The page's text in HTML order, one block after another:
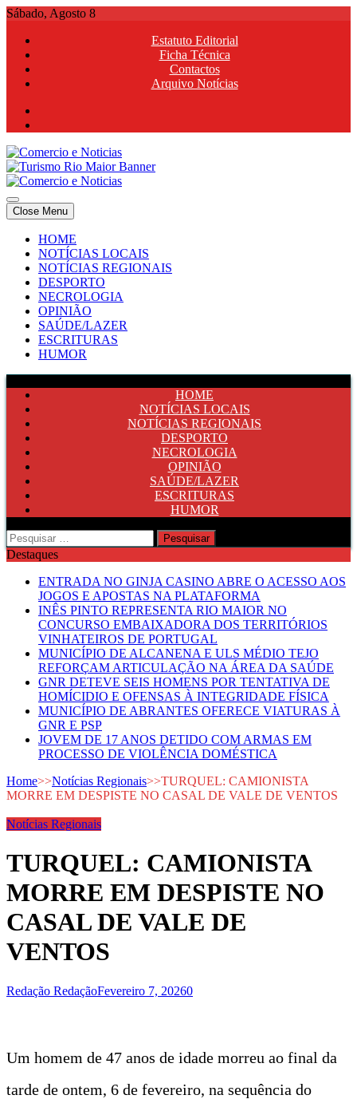
Skip
content
Sábado, Agosto 8
Estatuto Editorial
Ficha Técnica
Contactos
Arquivo Notícias
Comercio e Noticias
Notícias e Publicidade Online
Comercio e Noticias
Notícias e Publicidade Online
Close Menu
HOME
NOTÍCIAS LOCAIS
NOTÍCIAS REGIONAIS
DESPORTO
NECROLOGIA
OPINIÃO
SAÚDE/LAZER
ESCRITURAS
HUMOR
HOME
NOTÍCIAS LOCAIS
NOTÍCIAS REGIONAIS
DESPORTO
NECROLOGIA
OPINIÃO
SAÚDE/LAZER
ESCRITURAS
HUMOR
Pesquisar
por:
Destaques
ENTRADA NO GINJA CASINO ABRE O ACESSO AOS
JOGOS E APOSTAS NA PLATAFORMA
INÊS PINTO REPRESENTA RIO MAIOR NO
CONCURSO EMBAIXADORA DOS TERRITÓRIOS
VINHATEIROS DE PORTUGAL
MUNICÍPIO DE ALCANENA E ULS MÉDIO TEJO
REFORÇAM ARTICULAÇÃO NA ÁREA DA SAÚDE
GNR DETEVE SEIS HOMENS POR TENTATIVA DE
HOMÍCIDIO E OFENSAS À INTEGRIDADE FÍSICA
MUNICÍPIO DE ABRANTES OFERECE VIATURAS À
GNR E PSP
JOVEM DE 17 ANOS DETIDO COM ARMAS EM
PROCESSO DE VIOLÊNCIA DOMÉSTICA
Home>>Notícias Regionais>>TURQUEL: CAMIONISTA
MORRE EM DESPISTE NO CASAL DE VALE DE VENTOS
Notícias Regionais
TURQUEL: CAMIONISTA
MORRE EM DESPISTE NO
CASAL DE VALE DE
VENTOS
Redação RedaçãoFevereiro 7, 20260
Um homem de 47 anos de idade morreu ao final da
tarde de ontem, 6 de fevereiro, na sequência do